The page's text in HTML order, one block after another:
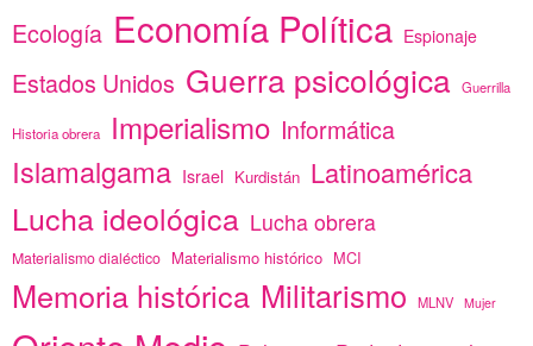
Ecología Economía Política Espionaje
Estados Unidos Guerra psicológica Guerrilla
Historia obrera Imperialismo Informática
Islamalgama Israel Kurdistán Latinoamérica
Lucha ideológica Lucha obrera
Materialismo dialéctico Materialismo histórico MCI
Memoria histórica Militarismo MLNV Mujer